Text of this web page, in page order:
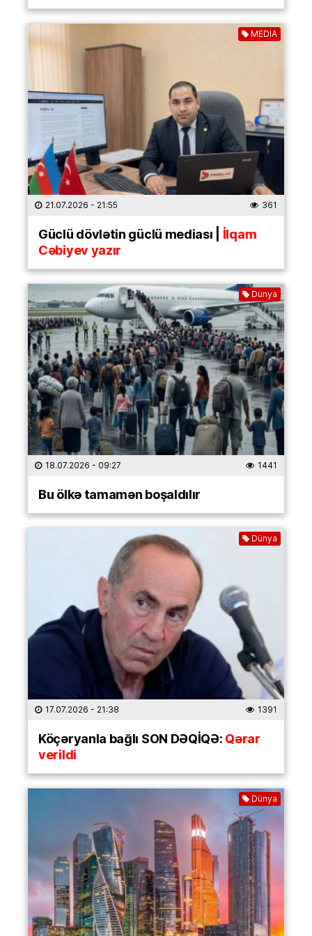
MEDİA
21.07.2026 - 21:55 361
Güclü dövlətin güclü mediası | İlqam
Cəbiyev yazır
Dünya
18.07.2026 - 09:27 1441
Bu ölkə tamamən boşaldılır
Dünya
17.07.2026 - 21:38 1391
Köçəryanla bağlı SON DƏQİQƏ:Qərar
verildi
Dünya